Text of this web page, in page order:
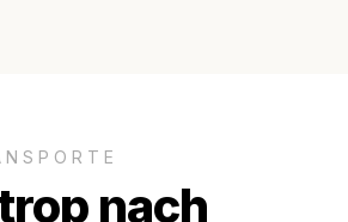
nach